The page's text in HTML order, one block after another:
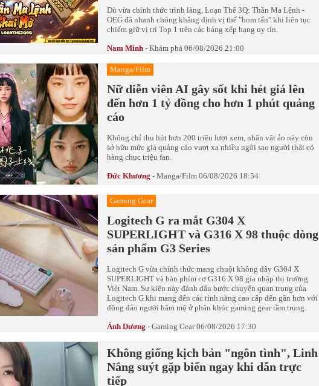
Dù vừa chính thức trình làng, Loạn Thế 3Q: Thần Ma Lệnh -
OEG đã nhanh chóng khẳng định vị thế "bom tấn" khi liên tục
chiếm giữ vị trí Top 1 trên các bảng xếp hạng uy tín.
Nam Minh - Khám phá 06/08/2026 21:00
Manga/Film
Nữ diễn viên AI gây sốt khi hét giá lên
đến hơn 1 tỷ đồng cho hơn 1 phút quảng
cáo
Không chỉ thu hút hơn 200 triệu lượt xem, nhân vật ảo này còn
sở hữu mức giá quảng cáo vượt xa nhiều ngôi sao người thật có
hàng chục triệu fan.
Đức Khương - Manga/Film 06/08/2026 18:54
Gaming Gear
Logitech G ra mắt G304 X
SUPERLIGHT và G316 X 98 thuộc dòng
sản phẩm G3 Series
Logitech G vừa chính thức mang chuột không dây G304 X
SUPERLIGHT và bàn phím cơ G316 X 98 gia nhập thị trường
Việt Nam. Sự kiện này đánh dấu bước chuyển quan trọng của
Logitech G khi mang đến các tính năng cao cấp đến gần hơn với
đông đảo người hâm mộ ở phân khúc gaming gear tầm trung.
Ánh Dương - Gaming Gear06/08/2026 17:30
Không giống kịch bản "ngôn tình", Linh
Nắng suýt gặp biến ngay khi dẫn trực
tiếp